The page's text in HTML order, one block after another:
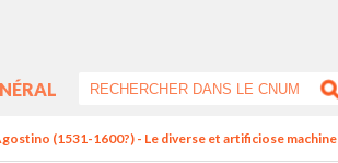
(1531-1600?) - Le diverse et artificiose machine